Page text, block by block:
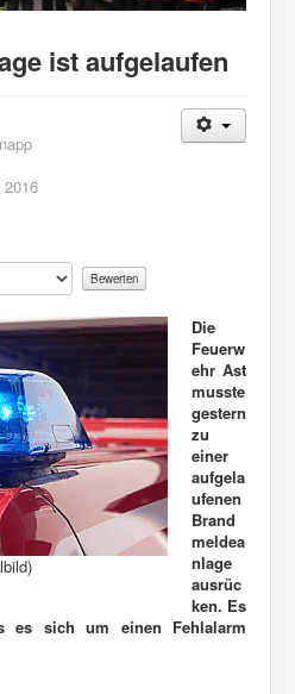
ist aufgelaufen
Die
Feuerw
ehr Ast
musste
gestern
zu
einer
aufgela
ufenen
Brand
meldea
nlage
ausrüc
ken. Es
es sich um einen Fehlalarm